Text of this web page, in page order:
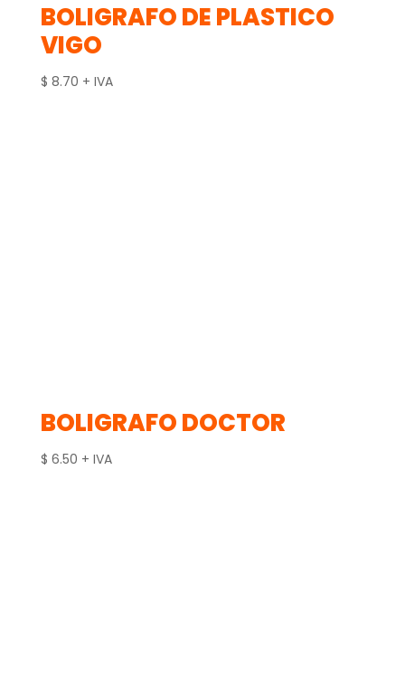
BOLIGRAFO DE PLASTICO
VIGO
$ 8.70 + IVA
BOLIGRAFO DOCTOR
$ 6.50 + IVA